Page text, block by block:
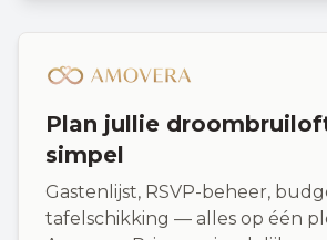
Plan jullie
simpel
Gastenlijst, RSVP-beheer,
tafelschikking — alles op één